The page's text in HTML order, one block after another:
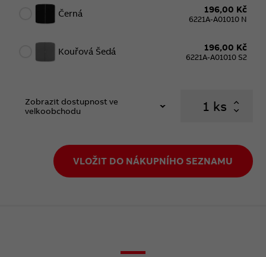
Černá 196,00 Kč
6221A-A01010 N
Kouřová Šedá 196,00 Kč
6221A-A01010 S2
Zobrazit dostupnost ve
velkoobchodu
ks
VLOŽIT DO NÁKUPNÍHO SEZNAMU